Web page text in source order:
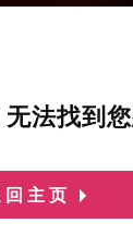
法找到
回主页